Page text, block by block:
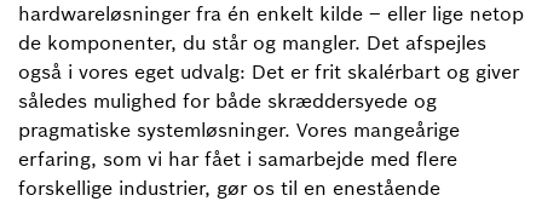
hardwareløsninger fra én enkelt kilde – eller lige netop
de komponenter, du står og mangler. Det afspejles
også i vores eget udvalg: Det er frit skalérbart og giver
således mulighed for både skræddersyede og
pragmatiske systemløsninger. Vores mangeårige
erfaring, som vi har fået i samarbejde med flere
forskellige industrier, gør os til en enestående